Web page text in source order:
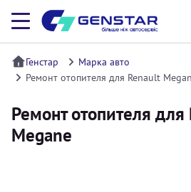
Генстар
Марка авто
Ремонт отопителя для Renault
Ремонт отопителя
Megane